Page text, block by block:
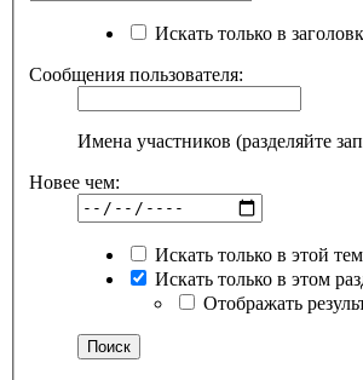
Искать только в
Сообщения пользователя:
Имена участников (разделяйте
Новее чем:
Искать только в этой
Искать только в этом
Отображать